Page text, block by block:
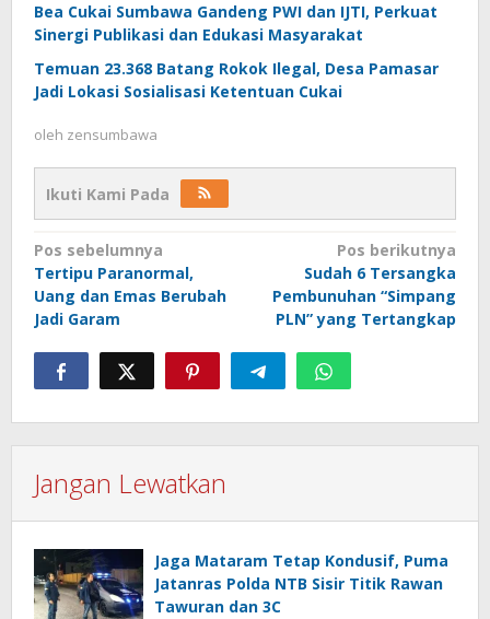
Bea Cukai Sumbawa Gandeng PWI dan IJTI, Perkuat
Sinergi Publikasi dan Edukasi Masyarakat
Temuan 23.368 Batang Rokok Ilegal, Desa Pamasar
Jadi Lokasi Sosialisasi Ketentuan Cukai
oleh zensumbawa
Ikuti Kami Pada
Navigasi
pos
Pos sebelumnya
Tertipu Paranormal,
Uang dan Emas Berubah
Jadi Garam
Pos berikutnya
Sudah 6 Tersangka
Pembunuhan “Simpang
PLN” yang Tertangkap
Jangan Lewatkan
Jaga Mataram Tetap Kondusif, Puma
Jatanras Polda NTB Sisir Titik Rawan
Tawuran dan 3C